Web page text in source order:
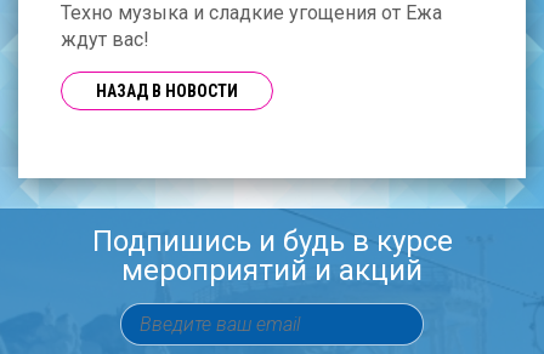
Техно музыка и сладкие угощения от Ежа
ждут вас!
НАЗАД В НОВОСТИ
Подпишись и будь в курсе
мероприятий и акций